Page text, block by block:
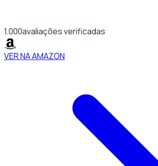
1.000avaliações verificadas
VER NA AMAZON